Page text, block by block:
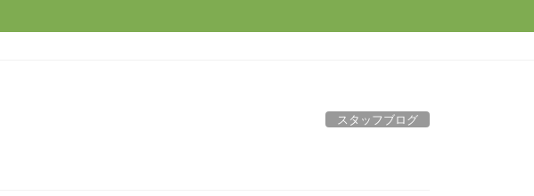
スタッフブログ